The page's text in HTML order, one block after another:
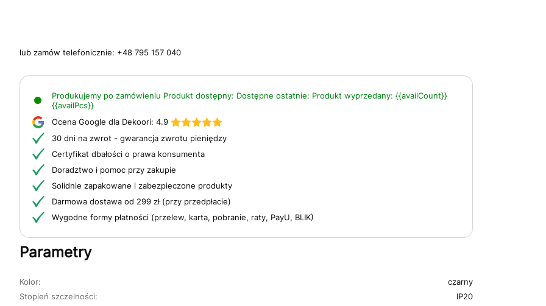
lub zamów telefonicznie: +48 795 157 040
Produkujemy po zamówieniu Produkt dostępny: Dostępne ostatnie: Produkt wyprzedany: {{availCount}}
{{availPcs}}
Ocena Google dla Dekoori: 4.9
30 dni na zwrot - gwarancja zwrotu pieniędzy
Certyfikat dbałości o prawa konsumenta
Doradztwo i pomoc przy zakupie
Solidnie zapakowane i zabezpieczone produkty
Darmowa dostawa od 299 zł (przy przedpłacie)
Wygodne formy płatności (przelew, karta, pobranie, raty, PayU, BLIK)
Parametry
Kolor:
czarny
Stopień szczelności:
IP20